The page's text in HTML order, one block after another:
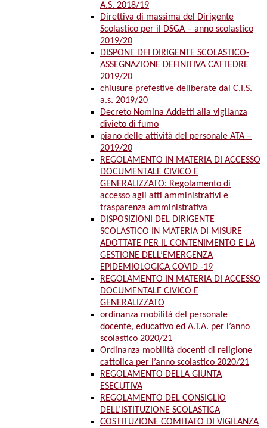
A.S. 2018/19
Direttiva di massima del Dirigente
Scolastico per il DSGA – anno scolastico
2019/20
DISPONE DEI DIRIGENTE SCOLASTICO-
ASSEGNAZIONE DEFINITIVA CATTEDRE
2019/20
chiusure prefestive deliberate dal C.I.S.
a.s. 2019/20
Decreto Nomina Addetti alla vigilanza
divieto di fumo
piano delle attività del personale ATA –
2019/20
REGOLAMENTO IN MATERIA DI ACCESSO
DOCUMENTALE CIVICO E
GENERALIZZATO: Regolamento di
accesso agli atti amministrativi e
trasparenza amministrativa
DISPOSIZIONI DEL DIRIGENTE
SCOLASTICO IN MATERIA DI MISURE
ADOTTATE PER IL CONTENIMENTO E LA
GESTIONE DELL’EMERGENZA
EPIDEMIOLOGICA COVID -19
REGOLAMENTO IN MATERIA DI ACCESSO
DOCUMENTALE CIVICO E
GENERALIZZATO
ordinanza mobilità del personale
docente, educativo ed A.T.A. per l’anno
scolastico 2020/21
Ordinanza mobilità docenti di religione
cattolica per l’anno scolastico 2020/21
REGOLAMENTO DELLA GIUNTA
ESECUTIVA
REGOLAMENTO DEL CONSIGLIO
DELL’ISTITUZIONE SCOLASTICA
COSTITUZIONE COMITATO DI VIGILANZA